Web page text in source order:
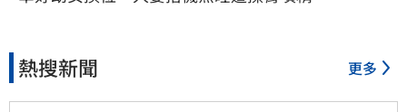
熱搜新聞 更多